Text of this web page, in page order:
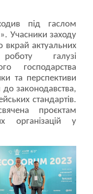
під гаслом
Учасники заходу
актуальних
галузі
господарства
та перспективи
до законодавства,
стандартів.
проєктам
організацій у